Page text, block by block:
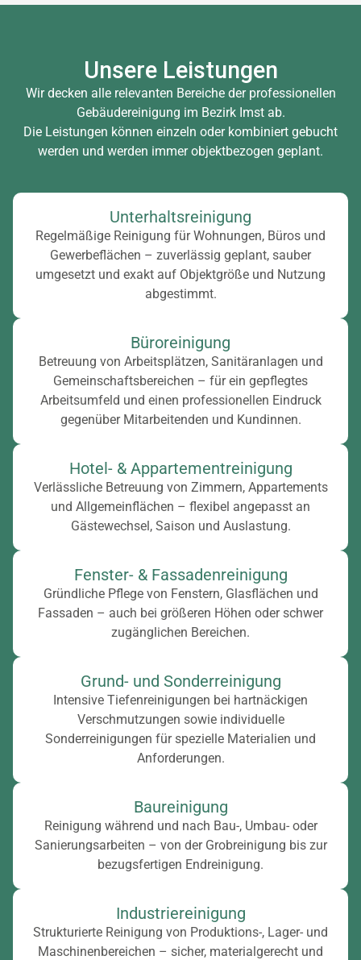
Unsere Leistungen
Wir decken alle relevanten Bereiche der professionellen
Gebäudereinigung im Bezirk Imst ab.
Die Leistungen können einzeln oder kombiniert gebucht
werden und werden immer objektbezogen geplant.
Unterhaltsreinigung
Regelmäßige Reinigung für Wohnungen, Büros und
Gewerbeflächen – zuverlässig geplant, sauber
umgesetzt und exakt auf Objektgröße und Nutzung
abgestimmt.
Büroreinigung
Betreuung von Arbeitsplätzen, Sanitäranlagen und
Gemeinschaftsbereichen – für ein gepflegtes
Arbeitsumfeld und einen professionellen Eindruck
gegenüber Mitarbeitenden und Kundinnen.
Hotel- & Appartementreinigung
Verlässliche Betreuung von Zimmern, Appartements
und Allgemeinflächen – flexibel angepasst an
Gästewechsel, Saison und Auslastung.
Fenster- & Fassadenreinigung
Gründliche Pflege von Fenstern, Glasflächen und
Fassaden – auch bei größeren Höhen oder schwer
zugänglichen Bereichen.
Grund- und Sonderreinigung
Intensive Tiefenreinigungen bei hartnäckigen
Verschmutzungen sowie individuelle
Sonderreinigungen für spezielle Materialien und
Anforderungen.
Baureinigung
Reinigung während und nach Bau-, Umbau- oder
Sanierungsarbeiten – von der Grobreinigung bis zur
bezugsfertigen Endreinigung.
Industriereinigung
Strukturierte Reinigung von Produktions-, Lager- und
Maschinenbereichen – sicher, materialgerecht und